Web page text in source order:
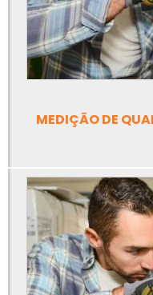
Estudo de eficiência
Estudo de seletividade
Estudo de seletividade
Estudo de seletividade
Instalação e
Instrumentação e
MEDIÇÃO DE